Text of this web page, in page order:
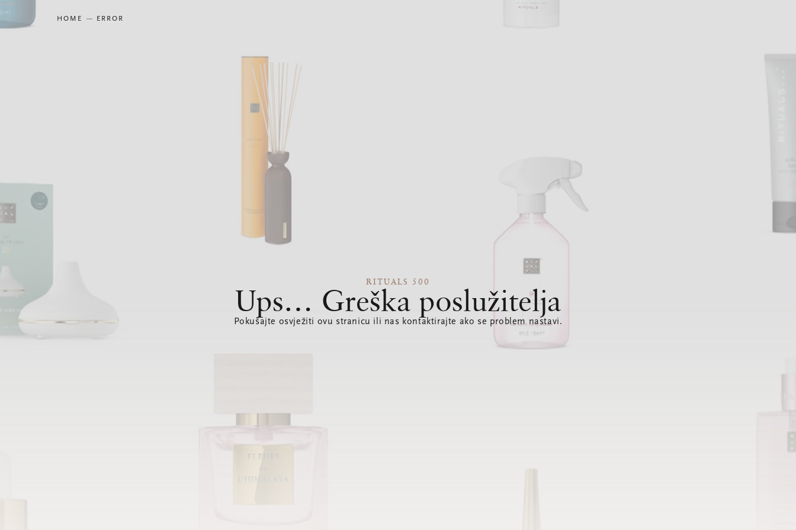
HOME ERROR
RITUALS 500
Ups… Greška poslužitelja
Pokušajte osvježiti ovu stranicu ili nas kontaktirajte ako se problem nastavi.